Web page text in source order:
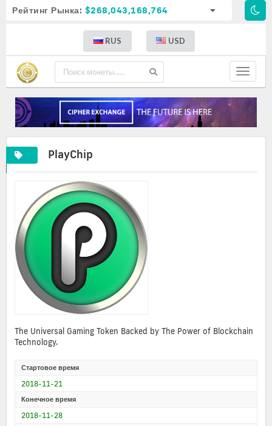
Рейтинг Рынка: $268,043,168,764
RUS USD
Toggle
PlayChip
The Universal Gaming Token Backed by The Power of Blockchain
Technology.
Стартовое время
2018-11-21
Конечное время
2018-11-28